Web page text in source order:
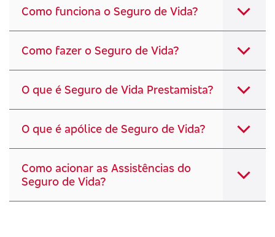
Como funciona o Seguro de Vida?
Como fazer o Seguro de Vida?
O que é Seguro de Vida Prestamista?
O que é apólice de Seguro de Vida?
Como acionar as Assistências do
Seguro de Vida?